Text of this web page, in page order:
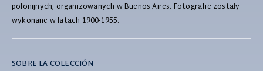
polonijnych, organizowanych w Buenos Aires. Fotografie zostały
wykonane w latach 1900-1955.
SOBRE LA COLECCIÓN